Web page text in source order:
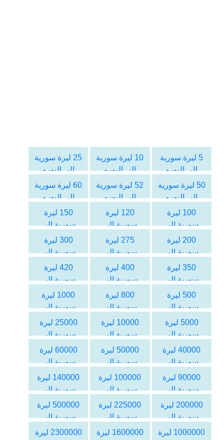
5 ليرة سورية
الى اليورو
10 ليرة سورية
الى اليورو
25 ليرة سورية
الى اليورو
50 ليرة سورية
الى اليورو
52 ليرة سورية
الى اليورو
60 ليرة سورية
الى اليورو
100 ليرة
سورية الى
اليورو
120 ليرة
سورية الى
اليورو
150 ليرة
سورية الى
اليورو
200 ليرة
سورية الى
اليورو
275 ليرة
سورية الى
اليورو
300 ليرة
سورية الى
اليورو
350 ليرة
سورية الى
اليورو
400 ليرة
سورية الى
اليورو
420 ليرة
سورية الى
اليورو
500 ليرة
سورية الى
اليورو
800 ليرة
سورية الى
اليورو
1000 ليرة
سورية الى
اليورو
5000 ليرة
سورية الى
اليورو
10000 ليرة
سورية الى
اليورو
25000 ليرة
سورية الى
اليورو
40000 ليرة
سورية الى
اليورو
50000 ليرة
سورية الى
اليورو
60000 ليرة
سورية الى
اليورو
90000 ليرة
سورية الى
اليورو
100000 ليرة
سورية الى
اليورو
140000 ليرة
سورية الى
اليورو
200000 ليرة
سورية الى
اليورو
225000 ليرة
سورية الى
اليورو
500000 ليرة
سورية الى
اليورو
1000000 ليرة
1600000 ليرة
2300000 ليرة